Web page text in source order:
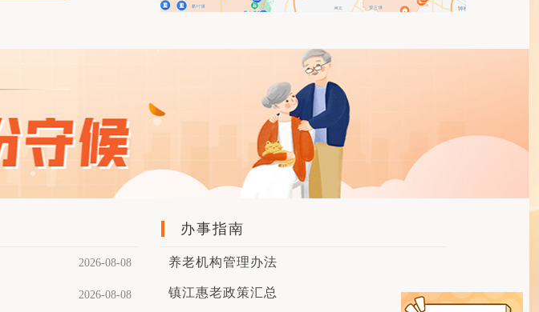
2026-08-08
2026-08-08
办事指南
养老机构管理办法
镇江惠老政策汇总